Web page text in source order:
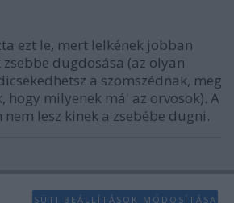
ezt le, mert lelkének jobban
dugdosása (az olyan
a szomszédnak, meg
hogy milyenek má' az orvosok). A
nem lesz kinek a zsebébe dugni.
SÜTI BEÁLLÍTÁSOK MÓDOSÍTÁSA